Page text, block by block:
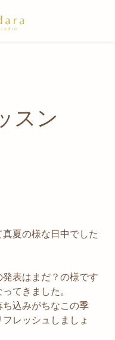
スン
夏の様な日中でした
表はまだ？の様です
てきました。
ち込みがちなこの季
レッシュしましょ